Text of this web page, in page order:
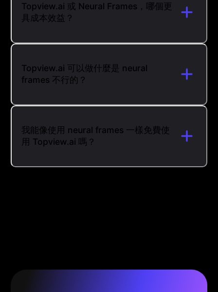
Topview.ai 或 Neural Frames，哪個更
具成本效益？
Topview.ai 可以做什麼是 neural
frames 不行的？
我能像使用 neural frames 一樣免費使
用 Topview.ai 嗎？